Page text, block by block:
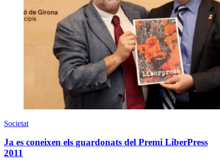
Societat
Ja es coneixen els guardonats del Premi LiberPress
2011